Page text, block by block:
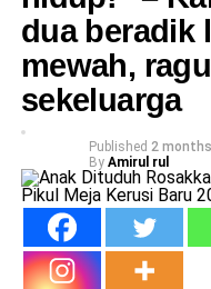
dua beradik
mewah,
sekeluarga
Published 2
By Amirul rul